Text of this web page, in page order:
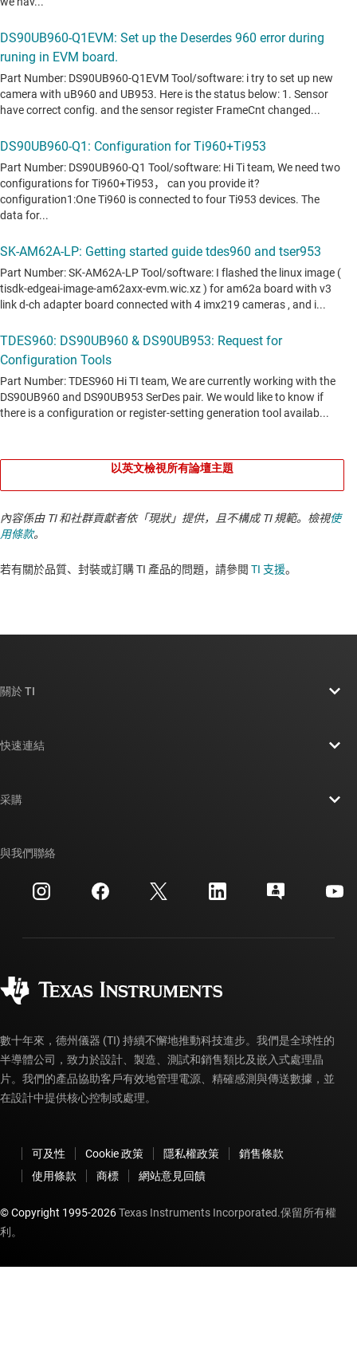
以英文檢視所有論壇主題
內容係由 TI 和社群貢獻者依「現狀」提供，且不構成 TI 規範。檢視使
用條款。
若有關於品質、封裝或訂購 TI 產品的問題，請參閱 TI 支援。​​​​​​​​​​​​​​
關於 TI
投資人關系
製造
快速連結
交互參考搜索
客戶支援中心
myTI 帳戶常見問題解答
采購
訂購 FAQ
與我們聯絡
數十年來，德州儀器 (TI) 持續不懈地推動科技進步。我們是全球性的
半導體公司，致力於設計、製造、測試和銷售類比及嵌入式處理晶
片。我們的產品協助客戶有效地管理電源、精確感測與傳送數據，並
在設計中提供核心控制或處理。
可及性 Cookie 政策 隱私權政策
銷售條款
使用條款
商標 網站意見回饋
© Copyright 1995-2026Texas Instruments Incorporated.保留所有權
利。